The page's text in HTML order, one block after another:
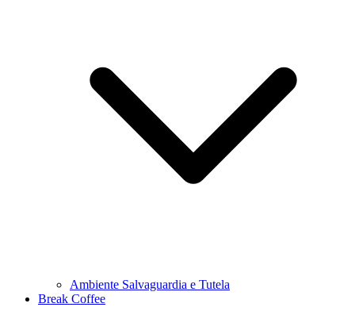
Ambiente Salvaguardia e Tutela
Break Coffee